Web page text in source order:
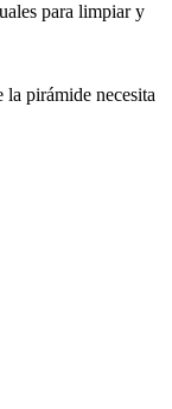
para limpiar y
pirámide necesita